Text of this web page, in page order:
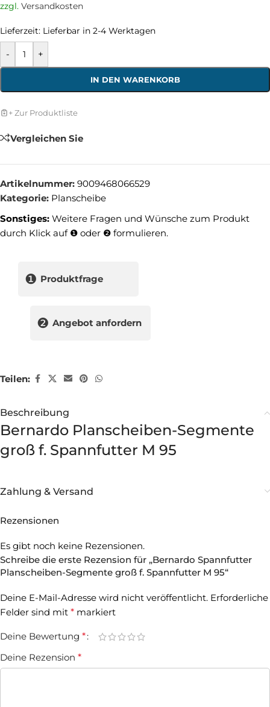
zzgl. Versandkosten
Lieferzeit: Lieferbar in 2-4 Werktagen
- +
IN DEN WARENKORB
+ Zur Produktliste
Vergleichen Sie
Artikelnummer: 9009468066529
Kategorie: Planscheibe
Sonstiges: Weitere Fragen und Wünsche zum Produkt
durch Klick auf ❶ oder ❷ formulieren.
❶ Produktfrage
❷ Angebot anfordern
Teilen:
Beschreibung
Bernardo Planscheiben-Segmente
groß f. Spannfutter M 95
Zahlung & Versand
Rezensionen
Es gibt noch keine Rezensionen.
Schreibe die erste Rezension für „Bernardo Spannfutter
Planscheiben-Segmente groß f. Spannfutter M 95“
Deine E-Mail-Adresse wird nicht veröffentlicht. Erforderliche
Felder sind mit * markiert
Deine Bewertung *
Deine Rezension *